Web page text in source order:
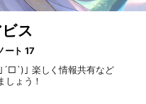
ス
ート 17
´□`)｣ 楽しく情報共有など
しょう！